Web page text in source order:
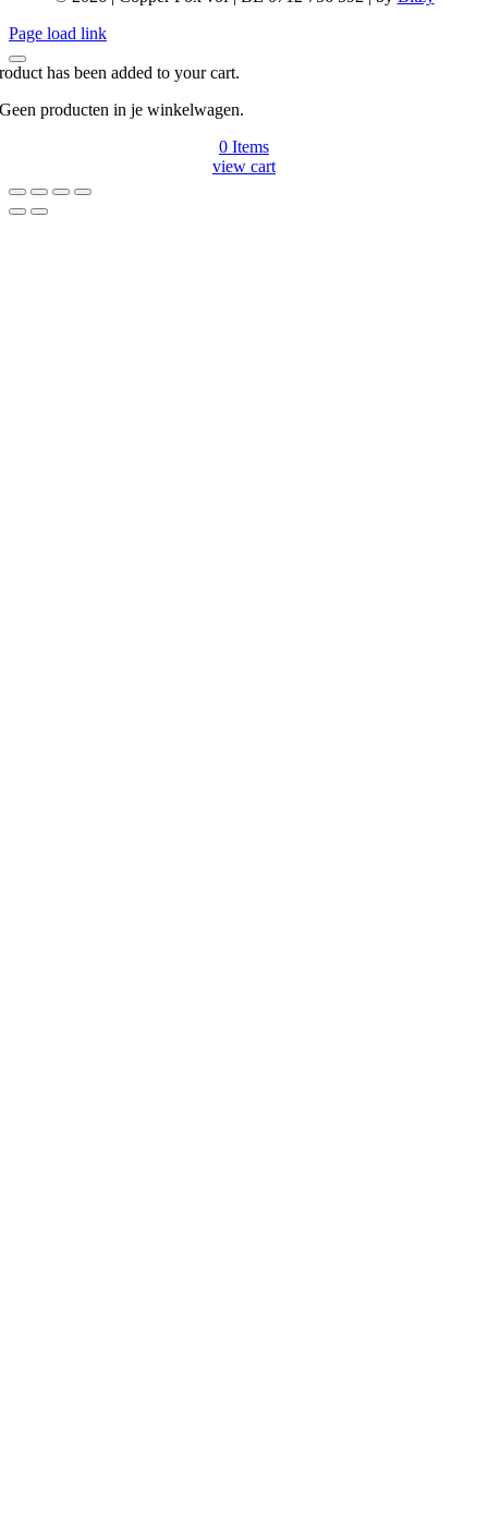
Page load link
has been added to your cart.
Geen producten in je winkelwagen.
0 Items
view cart